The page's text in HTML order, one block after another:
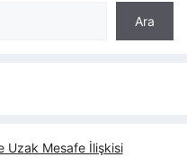
Ara
Uzak Mesafe İlişkisi